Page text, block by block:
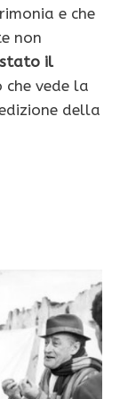
e che
non
stato il
che vede la
della